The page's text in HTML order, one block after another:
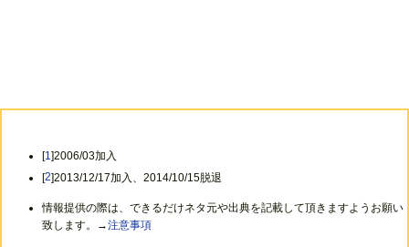
[1]2006/03加入
[2]2013/12/17加入、2014/10/15脱退
情報提供の際は、できるだけネタ元や出典を記載して頂きますようお願い
致します。→注意事項